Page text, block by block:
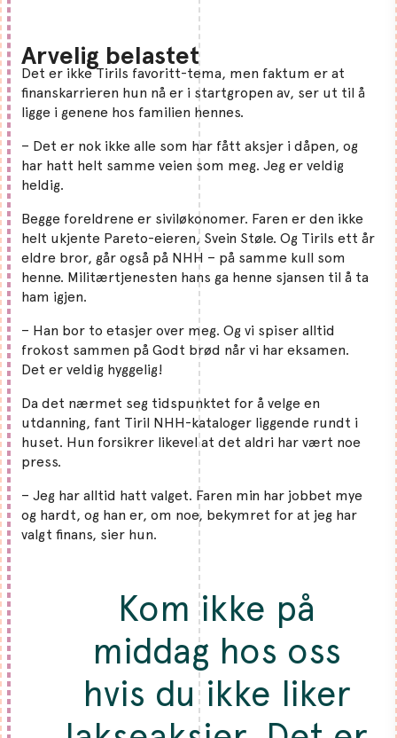
Arvelig belastet
Det er ikke Tirils favoritt-tema, men faktum er at
finanskarrieren hun nå er i startgropen av, ser ut til å
ligge i genene hos familien hennes.
– Det er nok ikke alle som har fått aksjer i dåpen, og
har hatt helt samme veien som meg. Jeg er veldig
heldig.
Begge foreldrene er siviløkonomer. Faren er den ikke
helt ukjente Pareto-eieren, Svein Støle. Og Tirils ett år
eldre bror, går også på NHH – på samme kull som
henne. Militærtjenesten hans ga henne sjansen til å ta
ham igjen.
– Han bor to etasjer over meg. Og vi spiser alltid
frokost sammen på Godt brød når vi har eksamen.
Det er veldig hyggelig!
Da det nærmet seg tidspunktet for å velge en
utdanning, fant Tiril NHH-kataloger liggende rundt i
huset. Hun forsikrer likevel at det aldri har vært noe
press.
– Jeg har alltid hatt valget. Faren min har jobbet mye
og hardt, og han er, om noe, bekymret for at jeg har
valgt finans, sier hun.
Kom ikke på
middag hos oss
hvis du ikke liker